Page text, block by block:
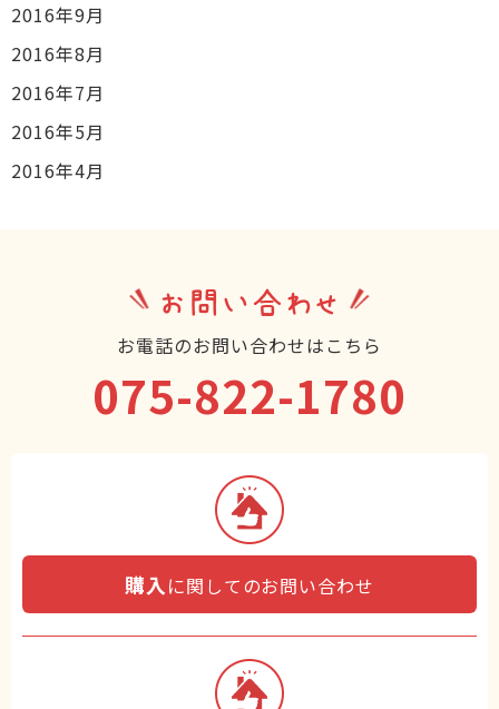
2016年9月
2016年8月
2016年7月
2016年5月
2016年4月
お問い合わせ
お電話のお問い合わせはこちら
075-822-1780
購入に関してのお問い合わせ